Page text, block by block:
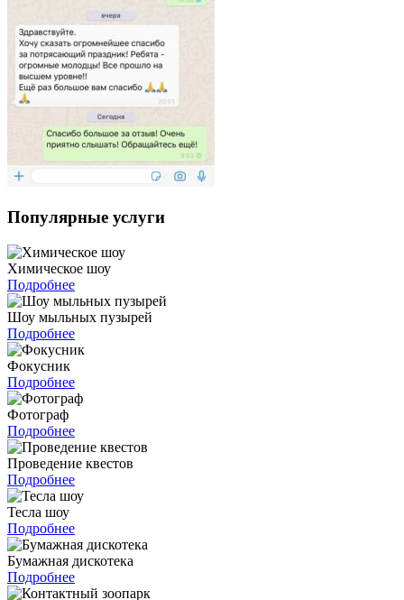
Популярные услуги
Химическое шоу
Подробнее
Шоу мыльных пузырей
Подробнее
Фокусник
Подробнее
Фотограф
Подробнее
Проведение квестов
Подробнее
Тесла шоу
Подробнее
Бумажная дискотека
Подробнее